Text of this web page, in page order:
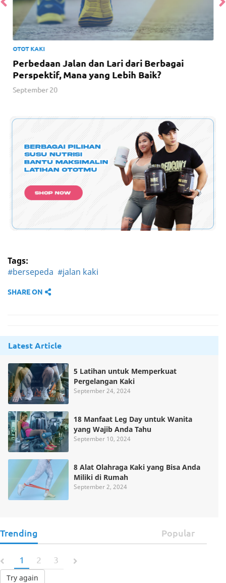
OTOT KAKI
Perbedaan Jalan dan Lari dari Berbagai
Perspektif, Mana yang Lebih Baik?
September 20
Tags:
#bersepeda #jalan kaki
SHARE ON
Latest Article
5 Latihan untuk Memperkuat
Pergelangan Kaki
September 24, 2024
18 Manfaat Leg Day untuk Wanita
yang Wajib Anda Tahu
September 10, 2024
8 Alat Olahraga Kaki yang Bisa Anda
Miliki di Rumah
September 2, 2024
Trending Popular
1 2 3
Try again